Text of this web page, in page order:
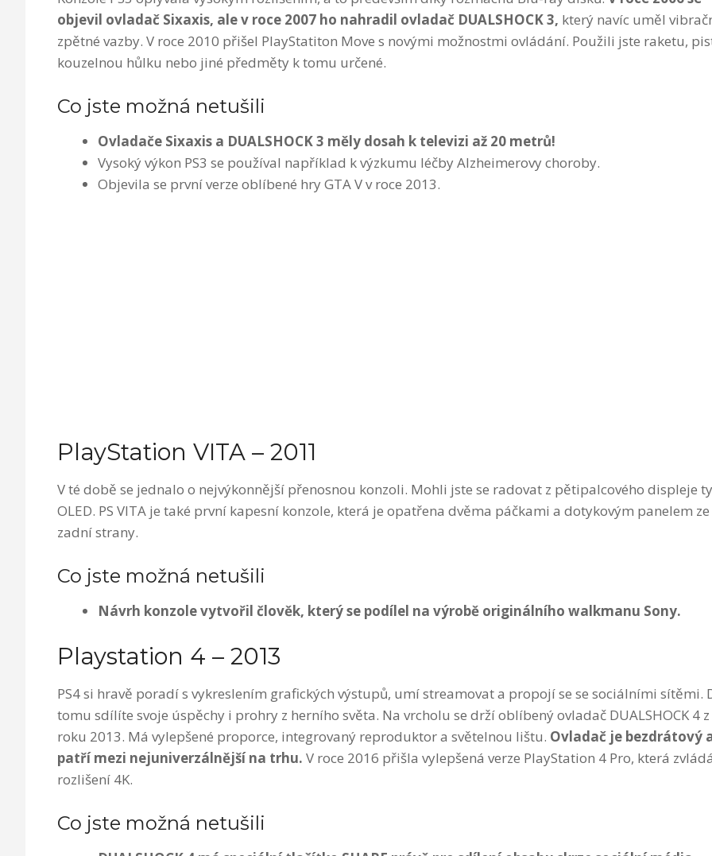
objevil ovladač Sixaxis, ale v roce 2007 ho nahradil ovladač DUALSHOCK3, který navíc uměl
zpětné vazby. V roce 2010 přišel PlayStatiton Move s novými možnostmi ovládání. Použili jste raketu,
kouzelnou hůlku nebo jiné předměty k tomu určené.
Co jste možná netušili
Ovladače Sixaxis a DUALSHOCK 3 měly dosah k televizi až 20 metrů!
Vysoký výkon PS3 se používal například k výzkumu léčby Alzheimerovy choroby.
Objevila se první verze oblíbené hry GTA V v roce 2013.
PlayStation VITA – 2011
V té době se jednalo o nejvýkonnější přenosnou konzoli. Mohli jste se radovat z pětipalcového displeje
OLED. PS VITA je také první kapesní konzole, která je opatřena dvěma páčkami a dotykovým panelem ze
zadní strany.
Co jste možná netušili
Návrh konzole vytvořil člověk, který se podílel na výrobě originálního walkmanu Sony.
Playstation 4 – 2013
PS4 si hravě poradí s vykreslením grafických výstupů, umí streamovat a propojí se se sociálními sítěmi.
tomu sdílíte svoje úspěchy i prohry z herního světa. Na vrcholu se drží oblíbený ovladač DUALSHOCK 4 z
roku 2013. Má vylepšené proporce, integrovaný reproduktor a světelnou lištu. Ovladač je bezdrátový
patří mezi nejuniverzálnější na trhu. V roce 2016 přišla vylepšená verze PlayStation 4 Pro, která
rozlišení 4K.
Co jste možná netušili